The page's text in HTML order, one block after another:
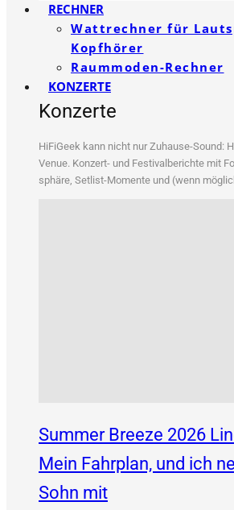
RECHNER
Wattrechner für
Kopfhörer
Raummoden-Rechner
KONZERTE
Konzerte
HiFi­Ge­ek kann nicht nur Zuhau­se-Sound:
Venue. Kon­zert- und Fes­ti­val­be­rich­te mit
sphä­re, Set­list-Momen­te und (wenn
Summer Breeze 2026
Mein Fahrplan, und ich
Sohn mit